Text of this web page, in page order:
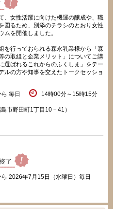
女性活躍に向けた機運の醸成や、職
図るため、別添のチラシのとおり女性
ムを開催しました。
行っておられる森永乳業様から「森
の取組と企業メリット」についてご講
選ばれるこれからのふくしま」をテー
ルの方や知事を交えたトークセッショ
毎日 14時00分～15時15分
市野田町1丁目10－41）
2026年7月15日（水曜日）毎日